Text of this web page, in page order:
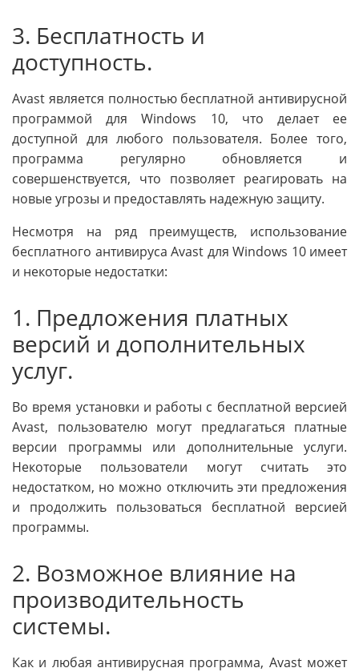
3. Бесплатность и
доступность.
Avast является полностью бесплатной антивирусной
программой для Windows 10, что делает ее
доступной для любого пользователя. Более того,
программа регулярно обновляется и
совершенствуется, что позволяет реагировать на
новые угрозы и предоставлять надежную защиту.
Несмотря на ряд преимуществ, использование
бесплатного антивируса Avast для Windows 10 имеет
и некоторые недостатки:
1. Предложения платных
версий и дополнительных
услуг.
Во время установки и работы с бесплатной версией
Avast, пользователю могут предлагаться платные
версии программы или дополнительные услуги.
Некоторые пользователи могут считать это
недостатком, но можно отключить эти предложения
и продолжить пользоваться бесплатной версией
программы.
2. Возможное влияние на
производительность
системы.
Как и любая антивирусная программа, Avast может